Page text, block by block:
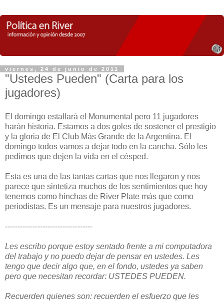
viernes, 24 de junio de 2011
"Ustedes Pueden" (Carta para los
jugadores)
El domingo estallará el Monumental pero 11 jugadores
harán historia. Estamos a dos goles de sostener el prestigio
y la gloria de El Club Más Grande de la Argentina. El
domingo todos vamos a dejar todo en la cancha. Sólo les
pedimos que dejen la vida en el césped.
Esta es una de las tantas cartas que nos llegaron y nos
parece que sintetiza muchos de los sentimientos que hoy
tenemos como hinchas de River Plate más que como
periodistas. Es un mensaje para nuestros jugadores.
-----------------------------------
Les escribo porque estoy sentado frente a mi computadora
del trabajo y no puedo dejar de pensar en ustedes. Les
tengo que decir algo que, en el fondo, ustedes ya saben
pero que necesitan recordar: USTEDES PUEDEN.
Recuerden quienes son: recuerden el esfuerzo que les